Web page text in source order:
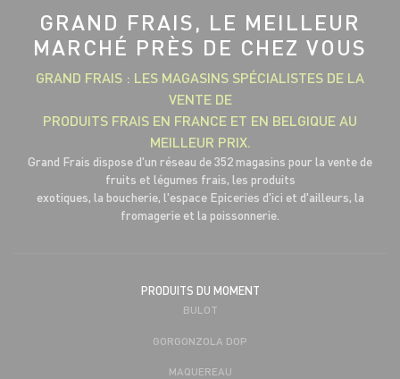
GRAND FRAIS, LE MEILLEUR
MARCHÉ PRÈS DE CHEZ VOUS
GRAND FRAIS : LES MAGASINS SPÉCIALISTES DE LA
VENTE DE
PRODUITS FRAIS EN FRANCE ET EN BELGIQUE AU
MEILLEUR PRIX.
Grand Frais dispose d'un réseau de 352 magasins pour la vente de
fruits et légumes frais, les produits
exotiques, la boucherie, l'espace Epiceries d'ici et d'ailleurs, la
fromagerie et la poissonnerie.
PRODUITS DU MOMENT
BULOT
GORGONZOLA DOP
MAQUEREAU